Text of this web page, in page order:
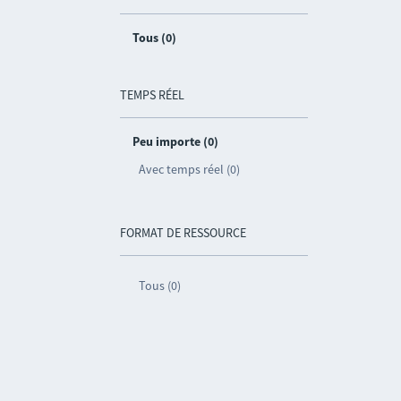
Tous (0)
TEMPS RÉEL
Peu importe (0)
Avec temps réel (0)
FORMAT DE RESSOURCE
Tous (0)